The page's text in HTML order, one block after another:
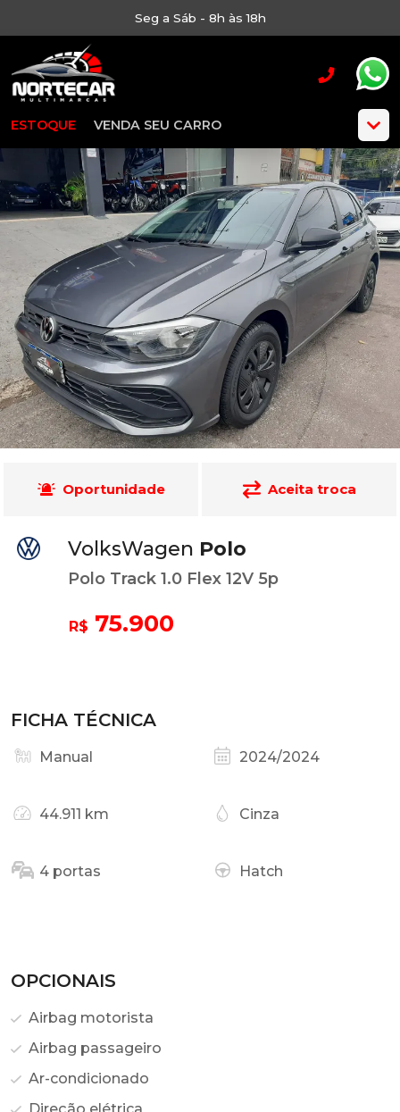
Seg a Sáb - 8h às 18h
ESTOQUE VENDA SEU CARRO
Oportunidade Aceita troca
VolksWagen Polo
Polo Track 1.0 Flex 12V 5p
R$ 75.900
FICHA TÉCNICA
Manual 2024/2024
44.911 km Cinza
4 portas Hatch
OPCIONAIS
Airbag motorista
Airbag passageiro
Ar-condicionado